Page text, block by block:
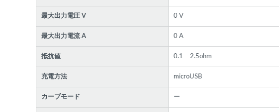
最大出力電圧 V 0 V
最大出力電流 A 0 A
抵抗値 0.1 – 2.5ohm
充電方法 microUSB
カーブモード ー